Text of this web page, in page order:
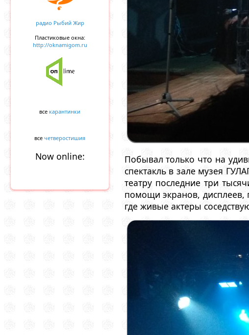
радио Рыбий Жир
Пластиковые окна:
http://oknamigom.ru
все карантинки
все четверостишия
Now online: Побывал только что на
спектакль в зале музея
театру последние три
помощи экранов, дисплеев,
где живые актеры